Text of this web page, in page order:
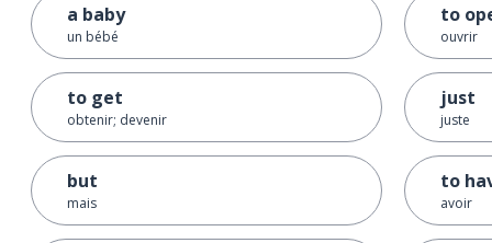
a baby
un bébé
to get
obtenir; devenir
but
mais
to
ouvrir
just
juste
to
avoir